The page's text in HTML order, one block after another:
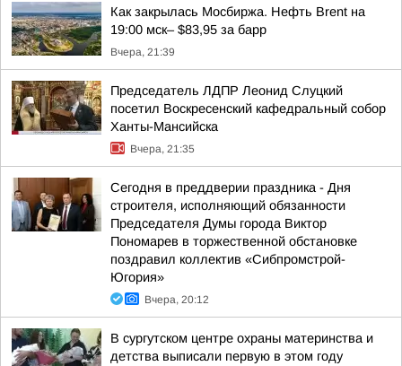
Как закрылась Мосбиржа. Нефть Brent на
19:00 мск– $83,95 за барр
Вчера, 21:39
Председатель ЛДПР Леонид Слуцкий
посетил Воскресенский кафедральный собор
Ханты-Мансийска
Вчера, 21:35
Сегодня в преддверии праздника - Дня
строителя, исполняющий обязанности
Председателя Думы города Виктор
Пономарев в торжественной обстановке
поздравил коллектив «Сибпромстрой-
Югория»
Вчера, 20:12
В сургутском центре охраны материнства и
детства выписали первую в этом году